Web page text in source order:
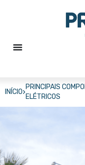
INÍCIO›
PRINCIPAIS
ELÉTRICOS